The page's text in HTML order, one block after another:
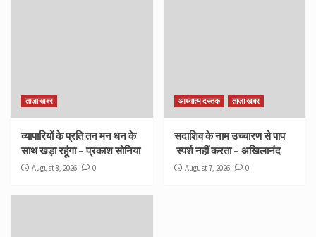
ताज़ा खबर
व्यापारियों के प्रति तन मन धन के
साथ खड़ा रहूंगा – प्रकाश सोनिया
August 8, 2026 0
आध्यात्म दस्तक ताज़ा खबर
सदाशिव के नाम उच्चारण से पाप
स्पर्श नहीं करता – अखिलानंद
August 7, 2026 0